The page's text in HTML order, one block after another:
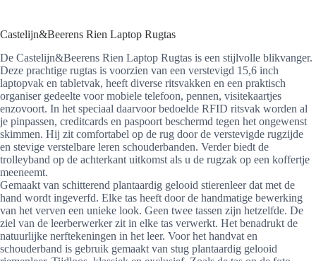
Castelijn&Beerens Rien Laptop Rugtas
De Castelijn&Beerens Rien Laptop Rugtas is een stijlvolle blikvanger.
Deze prachtige rugtas is voorzien van een verstevigd 15,6 inch
laptopvak en tabletvak, heeft diverse ritsvakken en een praktisch
organiser gedeelte voor mobiele telefoon, pennen, visitekaartjes
enzovoort. In het speciaal daarvoor bedoelde RFID ritsvak worden al
je pinpassen, creditcards en paspoort beschermd tegen het ongewenst
skimmen. Hij zit comfortabel op de rug door de verstevigde rugzijde
en stevige verstelbare leren schouderbanden. Verder biedt de
trolleyband op de achterkant uitkomst als u de rugzak op een koffertje
meeneemt.
Gemaakt van schitterend plantaardig gelooid stierenleer dat met de
hand wordt ingeverfd. Elke tas heeft door de handmatige bewerking
van het verven een unieke look. Geen twee tassen zijn hetzelfde. De
ziel van de leerberwerker zit in elke tas verwerkt. Het benadrukt de
natuurlijke nerftekeningen in het leer. Voor het handvat en
schouderband is gebruik gemaakt van stug plantaardig gelooid